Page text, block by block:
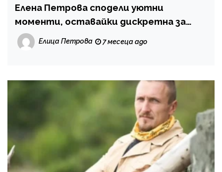
Елена Петрова сподели уютни
моменти, оставайки дискретна за
личния си живот
Елица Петрова 7 месеца ago